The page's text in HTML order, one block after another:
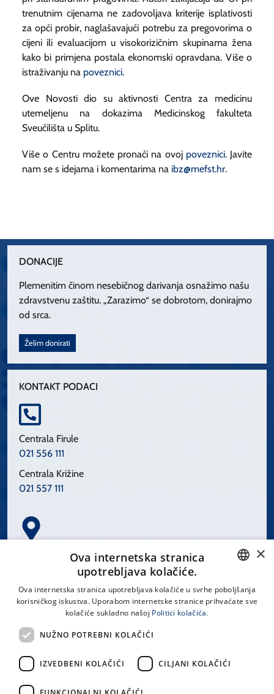
trenutnim cijenama ne zadovoljava kriterije isplativosti
za opći probir, naglašavajući potrebu za pregovorima o
cijeni ili evaluacijom u visokorizičnim skupinama žena
kako bi primjena postala ekonomski opravdana. Više o
istraživanju na poveznici.
Ove Novosti dio su aktivnosti Centra za medicinu
utemeljenu na dokazima Medicinskog fakulteta
Sveučilišta u Splitu.
Više o Centru možete pronaći na ovoj poveznici. Javite
nam se s idejama i komentarima na ibz@mefst.hr.
DONACIJE
Plemenitim činom nesebičnog darivanja osnažimo našu
zdravstvenu zaštitu. „Zarazimo“ se dobrotom, donirajmo
od srca.
Želim donirati
KONTAKT PODACI
Centrala Firule
021 556 111
Centrala Križine
021 557 111
Spinčićeva 1, 21000 Split
LINKOVI
Uvjeti korištenja
CROATIAN
×
Ova internetska stranica
upotrebljava kolačiće.
Ova internetska stranica upotrebljava kolačiće u svrhe poboljšanja
korisničkog iskustva. Uporabom internetske stranice prihvaćate sve
kolačiće sukladno našoj Politici kolačića.
NUŽNO POTREBNI KOLAČIĆI
IZVEDBENI KOLAČIĆI CILJANI KOLAČIĆI